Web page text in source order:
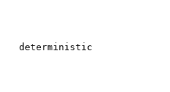
deterministic